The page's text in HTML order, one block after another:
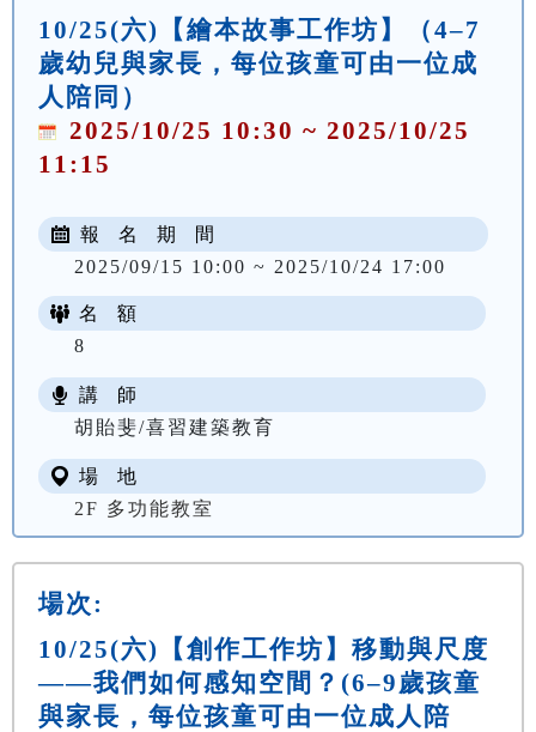
10/25(六)【繪本故事工作坊】（4–7
歲幼兒與家長，每位孩童可由一位成
人陪同）
2025/10/25 10:30 ~ 2025/10/25
11:15
報 名 期 間
2025/09/15 10:00 ~ 2025/10/24 17:00
名 額
8
講 師
胡貽斐/喜習建築教育
場 地
2F 多功能教室
場次:
10/25(六)【創作工作坊】移動與尺度
——我們如何感知空間？(6–9歲孩童
與家長，每位孩童可由一位成人陪